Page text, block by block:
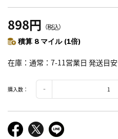
898円 （税込）
積算 8 マイル (1倍)
在庫 通常：7-11営業日 発送目安
購入数：